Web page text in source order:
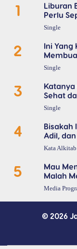
1
Liburan
Perlu
Single
2
Ini Yang
Single
3
Katanya
Sehat
Single
4
Bisakah
Adil,
Kata Alkitab
5
Mau
Malah
Media
© 2026